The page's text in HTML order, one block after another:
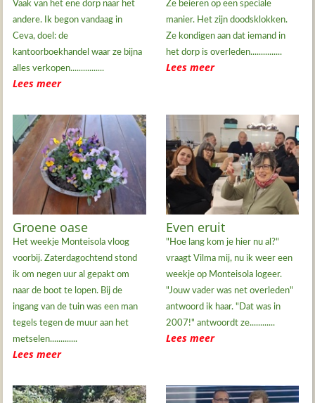
Vaak van het ene dorp naar het
andere. Ik begon vandaag in
Ceva, doel: de
kantoorboekhandel waar ze bijna
alles verkopen................
Lees meer
Ze beieren op een speciale
manier. Het zijn doodsklokken.
Ze kondigen aan dat iemand in
het dorp is overleden...............
Lees meer
Groene oase
Het weekje Monteisola vloog
voorbij. Zaterdagochtend stond
ik om negen uur al gepakt om
naar de boot te lopen. Bij de
ingang van de tuin was een man
tegels tegen de muur aan het
metselen.............
Lees meer
Even eruit
"Hoe lang kom je hier nu al?"
vraagt Vilma mij, nu ik weer een
weekje op Monteisola logeer.
"Jouw vader was net overleden"
antwoord ik haar. "Dat was in
2007!" antwoordt ze............
Lees meer